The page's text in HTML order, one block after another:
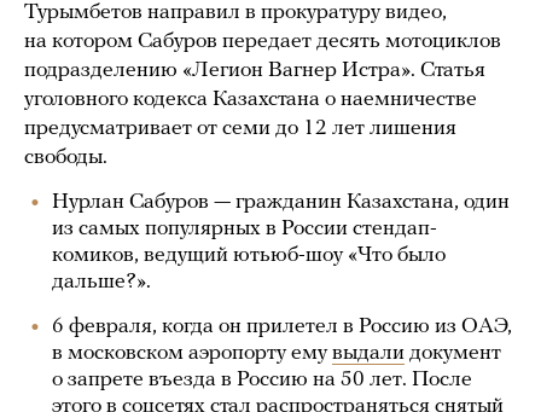
Турымбетов направил в прокуратуру видео,
на котором Сабуров передает десять мотоциклов
подразделению «Легион Вагнер Истра». Статья
уголовного кодекса Казахстана о наемничестве
предусматривает от семи до 12 лет лишения
свободы.
Нурлан Сабуров — гражданин Казахстана, один
из самых популярных в России стендап-
комиков, ведущий ютьюб-шоу «Что было
дальше?».
6 февраля, когда он прилетел в Россию из ОАЭ,
в московском аэропорту емувыдали документ
о запрете въезда в Россию на 50 лет. После
этого в соцсетях стал распространяться снятый